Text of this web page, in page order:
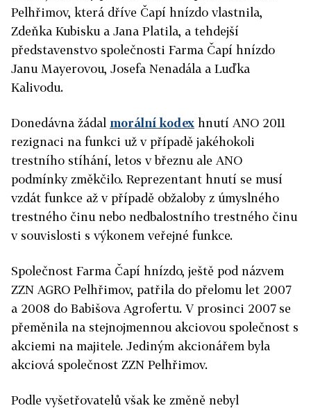
Pelhřimov, která dříve Čapí hnízdo vlastnila,
Zdeňka Kubisku a Jana Platila, a tehdejší
představenstvo společnosti Farma Čapí hnízdo
Janu Mayerovou, Josefa Nenadála a Luďka
Kalivodu.
Donedávna žádal morální kodex hnutí ANO 2011
rezignaci na funkci už v případě jakéhokoli
trestního stíhání, letos v březnu ale ANO
podmínky změkčilo. Reprezentant hnutí se musí
vzdát funkce až v případě obžaloby z úmyslného
trestného činu nebo nedbalostního trestného činu
v souvislosti s výkonem veřejné funkce.
Společnost Farma Čapí hnízdo, ještě pod názvem
ZZN AGRO Pelhřimov, patřila do přelomu let 2007
a 2008 do Babišova Agrofertu. V prosinci 2007 se
přeměnila na stejnojmennou akciovou společnost s
akciemi na majitele. Jediným akcionářem byla
akciová společnost ZZN Pelhřimov.
Podle vyšetřovatelů však ke změně nebyl